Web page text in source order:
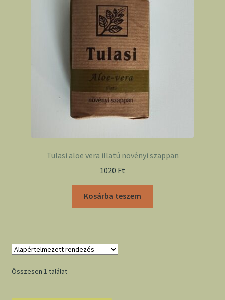
Tulasi aloe vera illatú növényi szappan
1020 Ft
Kosárba teszem
Összesen 1 találat